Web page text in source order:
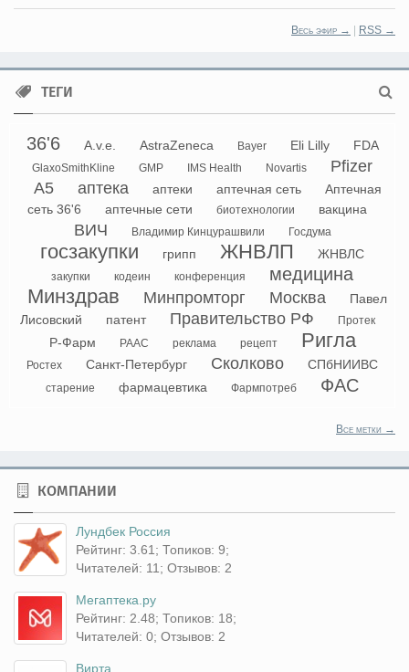
Весь эфир → | RSS →
ТЕГИ
36'6 A.v.e. AstraZeneca Bayer Eli Lilly FDA
GlaxoSmithKline GMP IMS Health Novartis
Pfizer
А5
аптека аптеки аптечная сеть
Аптечная
сеть 36'6
аптечные сети биотехнологии вакцина
ВИЧ Владимир Кинцурашвили Госдума
госзакупки грипп ЖНВЛП ЖНВЛС
закупки кодеин конференция медицина
Минздрав Минпромторг Москва
Павел
Лисовский
патент Правительство РФ Протек
Р-Фарм РААС реклама рецепт Ригла
Ростех Санкт-Петербург Сколково СПбНИИВС
старение фармацевтика Фармпотреб ФАС
Все метки →
КОМПАНИИ
Лундбек Россия
Рейтинг: 3.61; Топиков: 9;
Читателей: 11; Отзывов: 2
Мегаптека.ру
Рейтинг: 2.48; Топиков: 18;
Читателей: 0; Отзывов: 2
Вирта